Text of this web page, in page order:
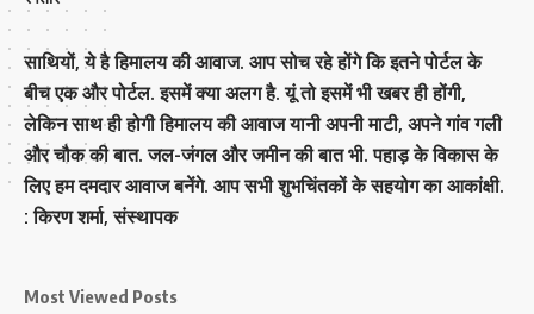
साथियों, ये है हिमालय की आवाज. आप सोच रहे होंगे कि इतने पोर्टल के
बीच एक और पोर्टल. इसमें क्या अलग है. यूं तो इसमें भी खबर ही होंगी,
लेकिन साथ ही होगी हिमालय की आवाज यानी अपनी माटी, अपने गांव गली
और चौक की बात. जल-जंगल और जमीन की बात भी. पहाड़ के विकास के
लिए हम दमदार आवाज बनेंगे. आप सभी शुभचिंतकों के सहयोग का आकांक्षी.
: किरण शर्मा, संस्‍थापक
Most Viewed Posts